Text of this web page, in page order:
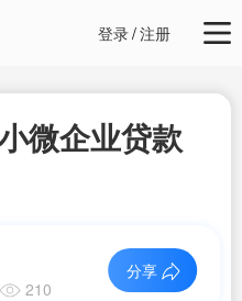
登录/注册
微企业贷款
210
分享